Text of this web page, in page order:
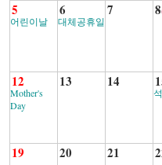
5
어린이날
6
대체공휴일
7 8
12
Mother's
Day
13 14
19 20 21